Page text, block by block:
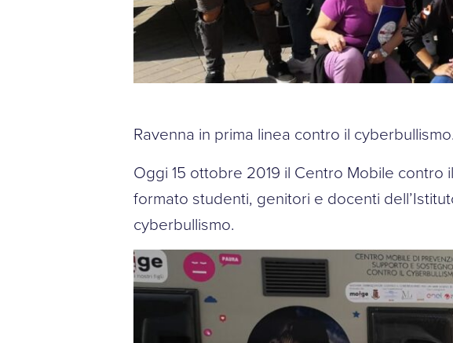
Ravenna in prima linea contro il cyberbullismo.
Oggi 15 ottobre 2019 il Centro Mobile
formato studenti, genitori e docenti
cyberbullismo.